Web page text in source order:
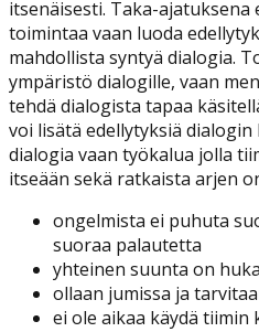
itsenäisesti. Taka-ajatuksena
toimintaa vaan luoda
mahdollista syntyä dialogia.
ympäristö dialogille, vaan
tehdä dialogista tapaa
voi lisätä edellytyksiä dialogin
dialogia vaan työkalua jolla
itseään sekä ratkaista arjen
ongelmista ei puhuta
suoraa palautetta
yhteinen suunta on
ollaan jumissa ja
ei ole aikaa käydä tiimin